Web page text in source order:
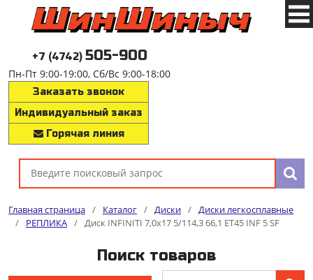
+7 (4742) 505-900
Пн-Пт 9:00-19:00, Сб/Вс 9:00-18:00
Заказать звонок
Индивидуальный заказ
Горячая линия
Главная страница / Каталог / Диски / Диски легкосплавные
/
РЕПЛИКА / Диск INFINITI 7,0x17 5/114,3 66,1 ET45 INF 5 SF
Поиск товаров